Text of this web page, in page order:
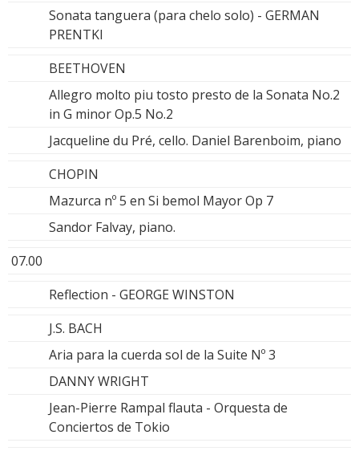
Sonata tanguera (para chelo solo) - GERMAN
PRENTKI
BEETHOVEN
Allegro molto piu tosto presto de la Sonata No.2
in G minor Op.5 No.2
Jacqueline du Pré, cello. Daniel Barenboim, piano
CHOPIN
Mazurca nº 5 en Si bemol Mayor Op 7
Sandor Falvay, piano.
07.00
Reflection - GEORGE WINSTON
J.S. BACH
Aria para la cuerda sol de la Suite Nº 3
DANNY WRIGHT
Jean-Pierre Rampal flauta - Orquesta de
Conciertos de Tokio